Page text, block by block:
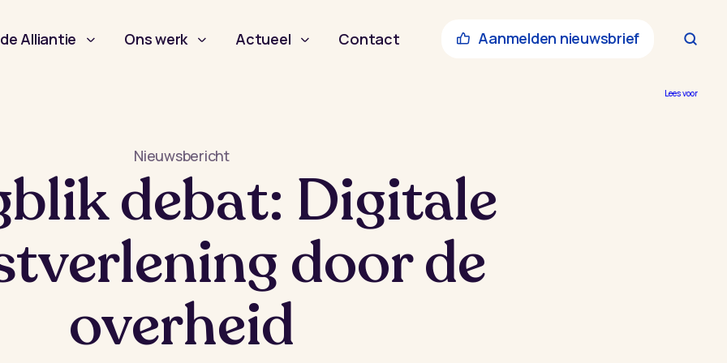
Alliantie Ons werk Actueel Contact Aanmelden nieuwsbrief
Lees voor
Nieuwsbericht
debat: Digitale
door de
overheid